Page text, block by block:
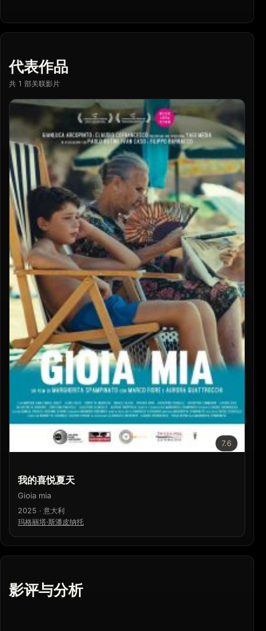
代表作品
共 1 部关联影片
7.6
我的喜悦夏天
Gioia mia
2025 · 意大利
玛格丽塔·斯潘皮纳托
影评与分析